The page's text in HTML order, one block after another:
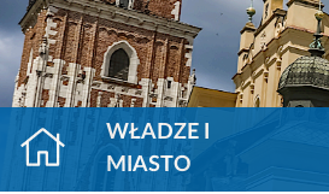
WŁADZE I
MIASTO